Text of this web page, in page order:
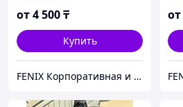
от4 500₸
Купить
FENIX Корпоративная и школьная форма
от